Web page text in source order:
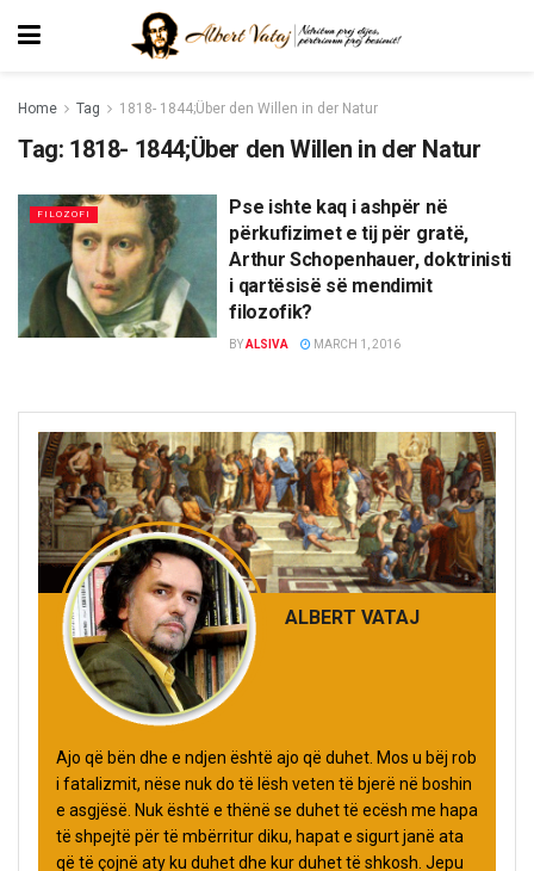
Home Tag 1818- 1844;Über den Willen in der Natur
Tag: 1818- 1844;Über den Willen in der Natur
FILOZOFI
Pse ishte kaq i ashpër në
përkufizimet e tij për gratë,
Arthur Schopenhauer, doktrinisti
i qartësisë së mendimit
filozofik?
BYALSIVA MARCH 1, 2016
ALBERT VATAJ
Ajo që bën dhe e ndjen është ajo që duhet. Mos u bëj rob
i fatalizmit, nëse nuk do të lësh veten të bjerë në boshin
e asgjësë. Nuk është e thënë se duhet të ecësh me hapa
të shpejtë për të mbërritur diku, hapat e sigurt janë ata
që të çojnë aty ku duhet dhe kur duhet të shkosh. Jepu